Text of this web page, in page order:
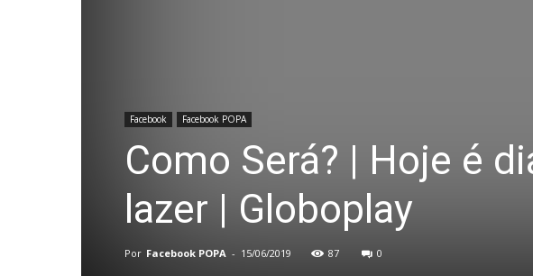
Facebook Facebook POPA
Como Será? | Hoje é
lazer | Globoplay
Por Facebook POPA - 15/06/2019 87 0